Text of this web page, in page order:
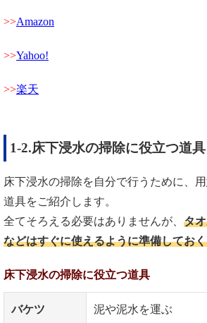
Amazon
Yahoo!
楽天
1-2.床下浸水の掃除に役立つ道具
床下浸水の掃除を自分で行うために、
道具をご紹介します。
全てそろえる必要はありませんが、 タ
などはすぐに使えるように準備してお
床下浸水の掃除に役立つ道具
バケツ 泥や泥水を運ぶ